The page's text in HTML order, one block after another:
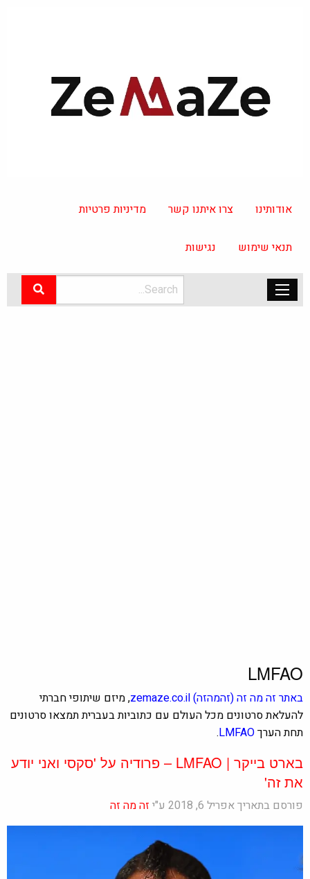
אודותינו צרו איתנו קשר מדיניות פרטיות
תנאי שימוש נגישות
LMFAO
באתרזה מה זה(זהמהזה)zemaze.co.il, מיזם שיתופי חברתי
להעלאת סרטונים מכל העולם עם כתוביות בעברית תמצאו סרטונים
תחת הערךLMFAO
.
בארט בייקר | LMFAO – פרודיה על 'סקסי ואני יודע
את זה'
פורסם בתאריך אפריל 6, 2018 ע"י זה מה זה